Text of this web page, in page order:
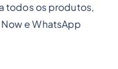
todos os produtos,
e WhatsApp